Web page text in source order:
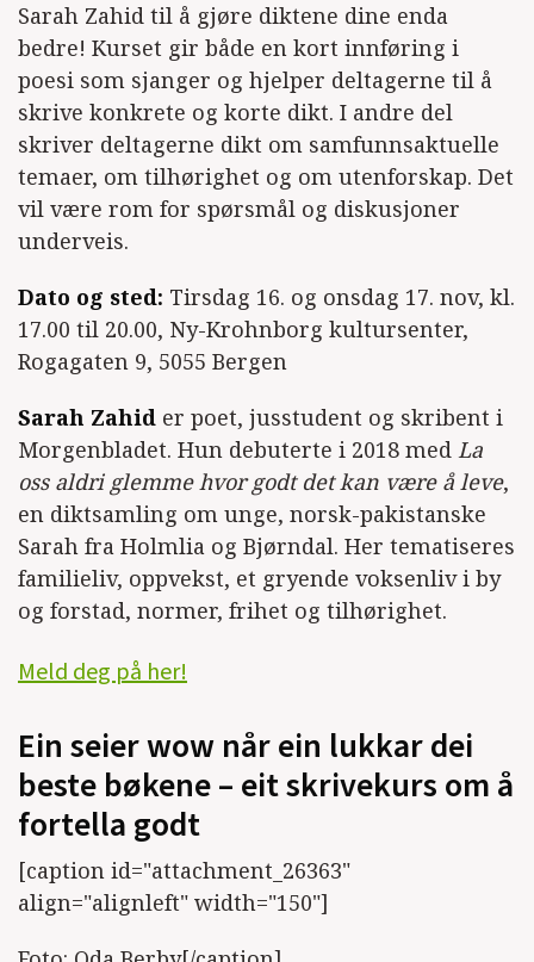
Sarah Zahid til å gjøre diktene dine enda
bedre! Kurset gir både en kort innføring i
poesi som sjanger og hjelper deltagerne til å
skrive konkrete og korte dikt. I andre del
skriver deltagerne dikt om samfunnsaktuelle
temaer, om tilhørighet og om utenforskap. Det
vil være rom for spørsmål og diskusjoner
underveis.
Dato og sted: Tirsdag 16. og onsdag 17. nov, kl.
17.00 til 20.00, Ny-Krohnborg kultursenter,
Rogagaten 9, 5055 Bergen
Sarah Zahid er poet, jusstudent og skribent i
Morgenbladet. Hun debuterte i 2018 med La
oss aldri glemme hvor godt det kan være å leve,
en diktsamling om unge, norsk-pakistanske
Sarah fra Holmlia og Bjørndal. Her tematiseres
familieliv, oppvekst, et gryende voksenliv i by
og forstad, normer, frihet og tilhørighet.
Meld deg på her!
Ein seier wow når ein lukkar dei
beste bøkene – eit skrivekurs om å
fortella godt
[caption id="attachment_26363"
align="alignleft" width="150"]